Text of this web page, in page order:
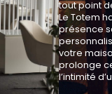
tout point
Le Totem
présence
votre
prolonge
l’intimité